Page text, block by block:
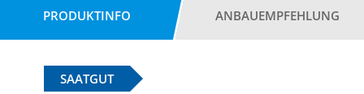
PRODUKTINFO ANBAUEMPFEHLUNG
SAATGUT